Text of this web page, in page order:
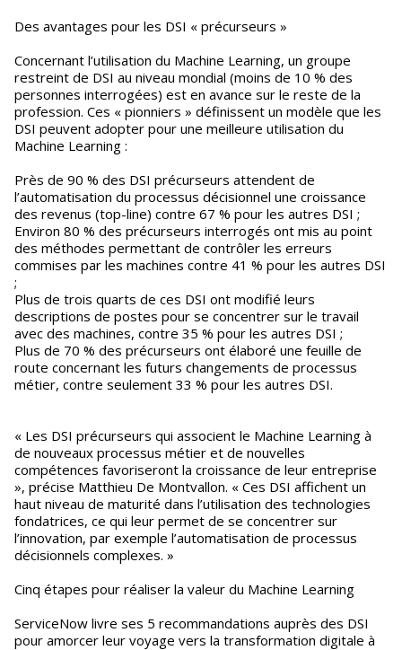
Des avantages pour les DSI « précurseurs »
Concernant l’utilisation du Machine Learning, un groupe
restreint de DSI au niveau mondial (moins de 10 % des
personnes interrogées) est en avance sur le reste de la
profession. Ces « pionniers » définissent un modèle que les
DSI peuvent adopter pour une meilleure utilisation du
Machine Learning :
Près de 90 % des DSI précurseurs attendent de
l’automatisation du processus décisionnel une croissance
des revenus (top-line) contre 67 % pour les autres DSI ;
Environ 80 % des précurseurs interrogés ont mis au point
des méthodes permettant de contrôler les erreurs
commises par les machines contre 41 % pour les autres DSI
;
Plus de trois quarts de ces DSI ont modifié leurs
descriptions de postes pour se concentrer sur le travail
avec des machines, contre 35 % pour les autres DSI ;
Plus de 70 % des précurseurs ont élaboré une feuille de
route concernant les futurs changements de processus
métier, contre seulement 33 % pour les autres DSI.
« Les DSI précurseurs qui associent le Machine Learning à
de nouveaux processus métier et de nouvelles
compétences favoriseront la croissance de leur entreprise
», précise Matthieu De Montvallon. « Ces DSI affichent un
haut niveau de maturité dans l’utilisation des technologies
fondatrices, ce qui leur permet de se concentrer sur
l’innovation, par exemple l’automatisation de processus
décisionnels complexes. »
Cinq étapes pour réaliser la valeur du Machine Learning
ServiceNow livre ses 5 recommandations auprès des DSI
pour amorcer leur voyage vers la transformation digitale à